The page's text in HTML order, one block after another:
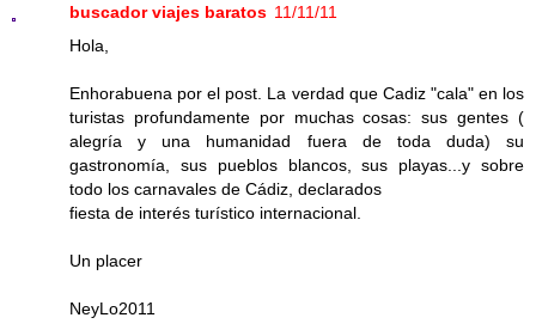
buscador viajes baratos 11/11/11
Hola,
Enhorabuena por el post. La verdad que Cadiz "cala" en los
turistas profundamente por muchas cosas: sus gentes (
alegría y una humanidad fuera de toda duda) su
gastronomía, sus pueblos blancos, sus playas...y sobre
todo los carnavales de Cádiz, declarados
fiesta de interés turístico internacional.
Un placer
NeyLo2011